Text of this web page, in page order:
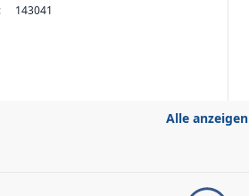
143041
Alle anzeigen